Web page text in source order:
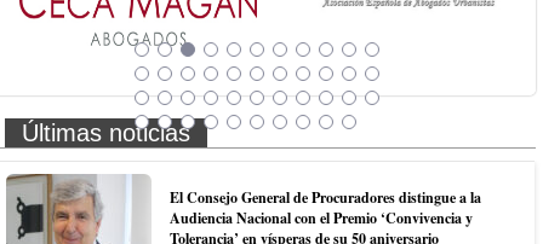
Últimas noticias
El Consejo General de Procuradores distingue a la
Audiencia Nacional con el Premio ‘Convivencia y
Tolerancia’ en vísperas de su 50 aniversario